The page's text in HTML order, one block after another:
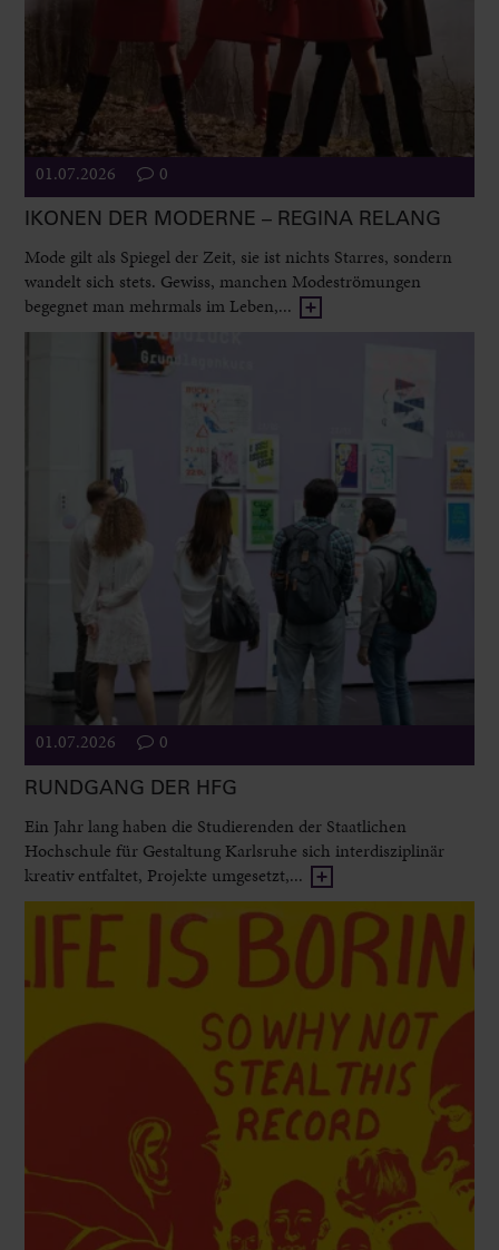
01.07.2026 0
IKONEN DER MODERNE – REGINA RELANG
Mode gilt als Spiegel der Zeit, sie ist nichts Starres, sondern
wandelt sich stets. Gewiss, manchen Modeströmungen
begegnet man mehrmals im Leben,...
01.07.2026 0
RUNDGANG DER HFG
Ein Jahr lang haben die Studierenden der Staatlichen
Hochschule für Gestaltung Karlsruhe sich interdisziplinär
kreativ entfaltet, Projekte umgesetzt,...